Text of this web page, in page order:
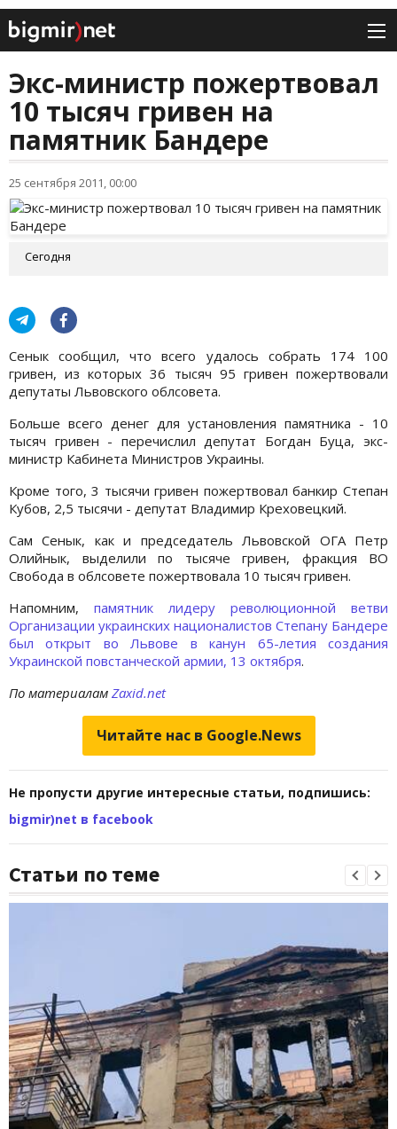
Экс-министр пожертвовал
10 тысяч гривен на
памятник Бандере
25 сентября 2011, 00:00
Сегодня
Сенык сообщил, что всего удалось собрать 174 100
гривен, из которых 36 тысяч 95 гривен пожертвовали
депутаты Львовского облсовета.
Больше всего денег для установления памятника - 10
тысяч гривен - перечислил депутат Богдан Буца, экс-
министр Кабинета Министров Украины.
Кроме того, 3 тысячи гривен пожертвовал банкир Степан
Кубов, 2,5 тысячи - депутат Владимир Креховецкий.
Сам Сенык, как и председатель Львовской ОГА Петр
Олийнык, выделили по тысяче гривен, фракция ВО
Свобода в облсовете пожертвовала 10 тысяч гривен.
Напомним, памятник лидеру революционной ветви
Организации украинских националистов Степану Бандере
был открыт во Львове в канун 65-летия создания
Украинской повстанческой армии, 13 октября.
По материалам Zaxid.net
Читайте нас в Google.News
Не пропусти другие интересные статьи, подпишись:
bigmir)net в facebook
Статьи по теме